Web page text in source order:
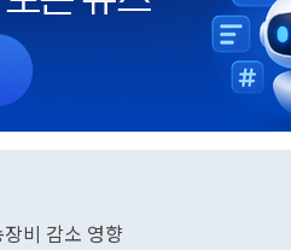
비 감소 영향